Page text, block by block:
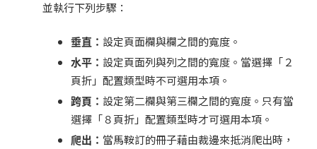
並執行下列步驟：
垂直： 設定頁面欄與欄之間的寬度。
水平： 設定頁面列與列之間的寬度。當選擇「２
頁折」配置類型時不可選用本項。
跨頁： 設定第二欄與第三欄之間的寬度。只有當
選擇「８頁折」配置類型時才可選用本項。
爬出： 當馬鞍訂的冊子藉由裁邊來抵消爬出時，